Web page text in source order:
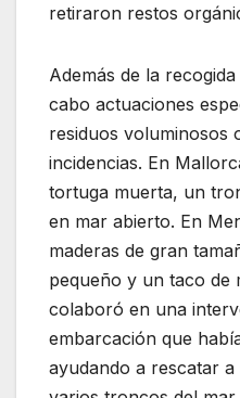
retiraron restos
Además de la
cabo actuaciones
residuos voluminosos
incidencias. En
tortuga muerta, un
en mar abierto. En
maderas de gran
pequeño y un taco de
colaboró en una
embarcación que
ayudando a rescatar